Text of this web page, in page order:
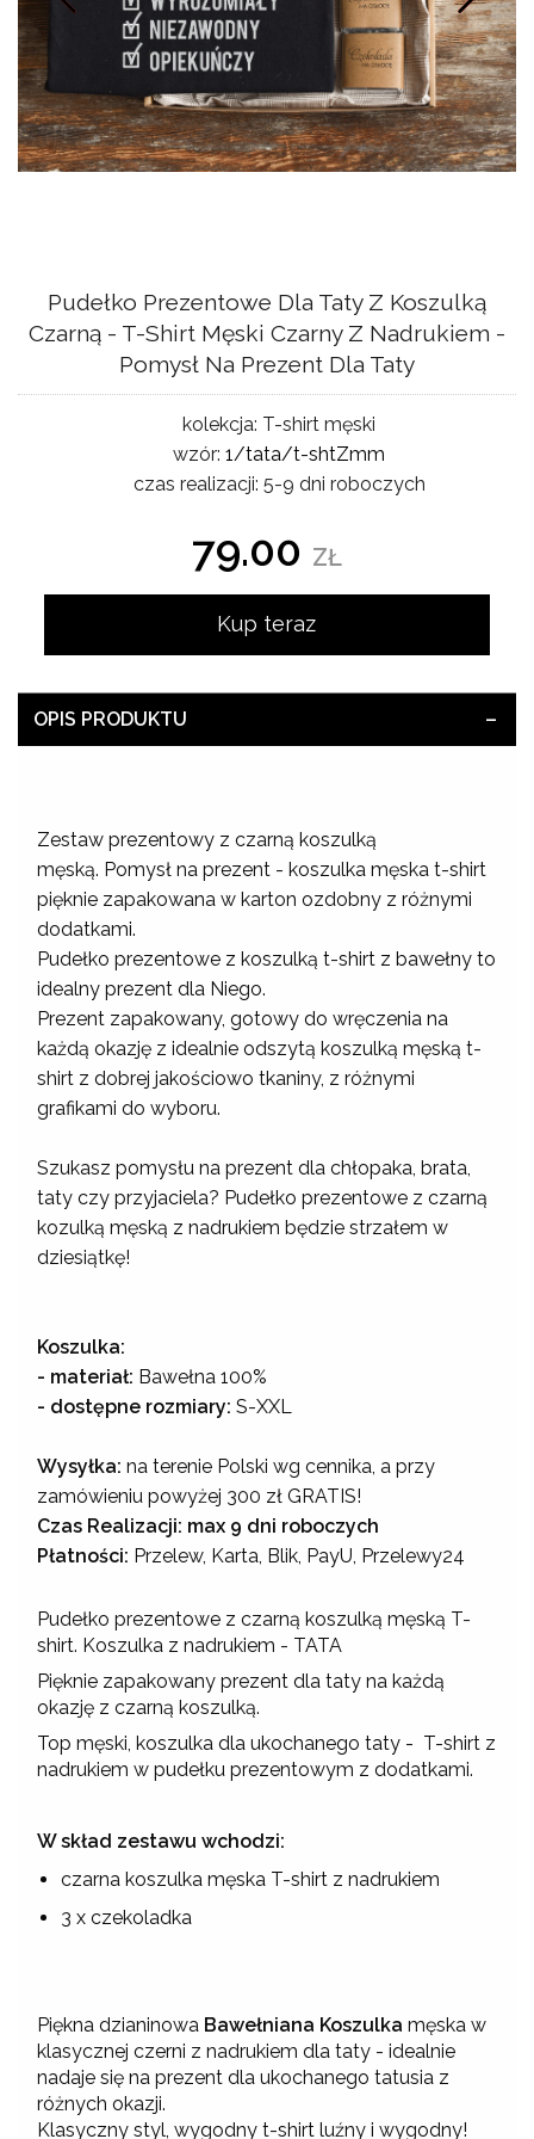
Pudełko Prezentowe Dla Taty Z Koszulką
Czarną - T-Shirt Męski Czarny Z Nadrukiem -
Pomysł Na Prezent Dla Taty
kolekcja: T-shirt męski
wzór: 1/tata/t-shtZmm
czas realizacji: 5-9 dni roboczych
79.00 ZŁ
Kup teraz
OPIS PRODUKTU
Zestaw prezentowy z czarną koszulką
męską. Pomysł na prezent - koszulka męska t-shirt
pięknie zapakowana w karton ozdobny z różnymi
dodatkami.
Pudełko prezentowe z koszulką t-shirt z bawełny to
idealny prezent dla Niego.
Prezent zapakowany, gotowy do wręczenia na
każdą okazję z idealnie odszytą koszulką męską t-
shirt z dobrej jakościowo tkaniny, z różnymi
grafikami do wyboru.
Szukasz pomysłu na prezent dla chłopaka, brata,
taty czy przyjaciela? Pudełko prezentowe z czarną
kozulką męską z nadrukiem będzie strzałem w
dziesiątkę!
Koszulka:
- materiał: Bawełna 100%
- dostępne rozmiary: S-XXL
Wysyłka: na terenie Polski wg cennika, a przy
zamówieniu powyżej 300 zł GRATIS!
Czas Realizacji: max 9 dni roboczych
Płatności: Przelew, Karta, Blik, PayU, Przelewy24
Pudełko prezentowe z czarną koszulką męską T-
shirt. Koszulka z nadrukiem - TATA
Pięknie zapakowany prezent dla taty na każdą
okazję z czarną koszulką.
Top męski, koszulka dla ukochanego taty - T-shirt z
nadrukiem w pudełku prezentowym z dodatkami.
W skład zestawu wchodzi:
czarna koszulka męska T-shirt z nadrukiem
3 x czekoladka
Piękna dzianinowa Bawełniana Koszulka męska w
klasycznej czerni z nadrukiem dla taty - idealnie
nadaje się na prezent dla ukochanego tatusia z
różnych okazji.
Klasyczny styl, wygodny t-shirt luźny i wygodny!